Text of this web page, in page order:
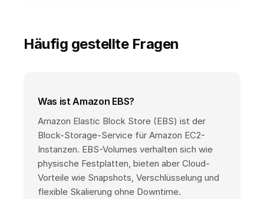
Häufig gestellte Fragen
Was ist Amazon EBS?
Amazon Elastic Block Store (EBS) ist der
Block-Storage-Service für Amazon EC2-
Instanzen. EBS-Volumes verhalten sich wie
physische Festplatten, bieten aber Cloud-
Vorteile wie Snapshots, Verschlüsselung und
flexible Skalierung ohne Downtime.